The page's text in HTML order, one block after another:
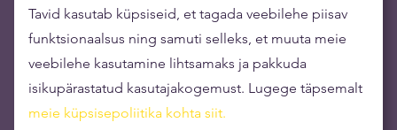
Tavid kasutab küpsiseid, et tagada veebilehe piisav
funktsionaalsus ning samuti selleks, et muuta meie
veebilehe kasutamine lihtsamaks ja pakkuda
isikupärastatud kasutajakogemust. Lugege täpsemalt
meie küpsisepoliitika kohta siit.